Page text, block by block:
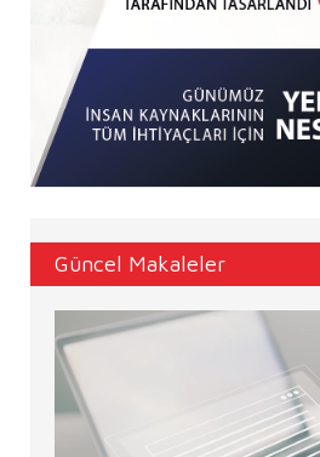
Güncel Makaleler